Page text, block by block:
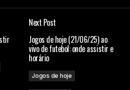
Next Post
Jogos de hoje (21/06/25) ao
vivo de futebol: onde assistir e
horário
Jogos de hoje